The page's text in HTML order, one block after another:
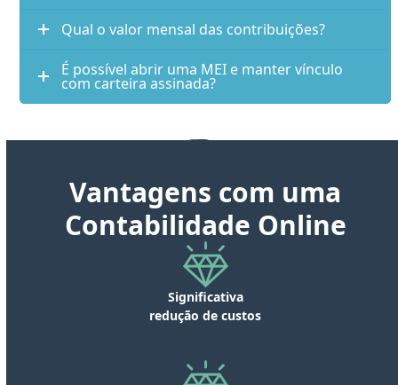
Qual o valor mensal das contribuições?
É possível abrir uma MEI e manter vínculo
com carteira assinada?
“A empresa Capital Contabilidade
com muita dedicação e presteza.
“Estou muito feliz com a dedicação
serviços que minha empresa
Vantagens com uma
Contabilidade Online
Significativa
redução de custos